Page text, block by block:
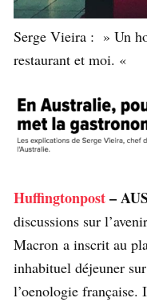
Serge Vieira : » Un
restaurant et moi. «
Huffingtonpost–
discussions sur
Macron a inscrit au
inhabituel déjeuner
l’oenologie